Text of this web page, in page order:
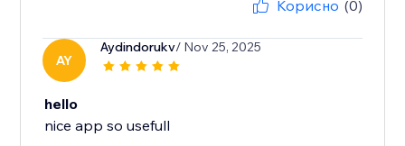
Корисно (0)
AY
Aydindorukv/ Nov 25, 2025
hello
nice app so usefull